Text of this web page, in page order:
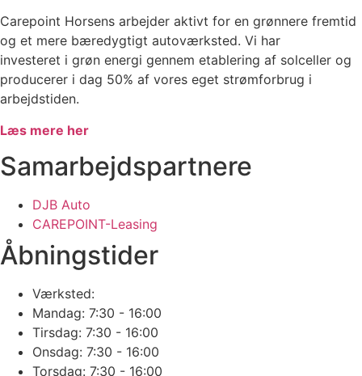
Carepoint Horsens arbejder aktivt for en grønnere fremtid
og et mere bæredygtigt autoværksted. Vi har
investeret i grøn energi gennem etablering af solceller og
producerer i dag 50% af vores eget strømforbrug i
arbejdstiden.
Læs mere her
Samarbejdspartnere
DJB Auto
CAREPOINT-Leasing
Åbningstider
Værksted:
Mandag: 7:30 - 16:00
Tirsdag: 7:30 - 16:00
Onsdag: 7:30 - 16:00
Torsdag: 7:30 - 16:00